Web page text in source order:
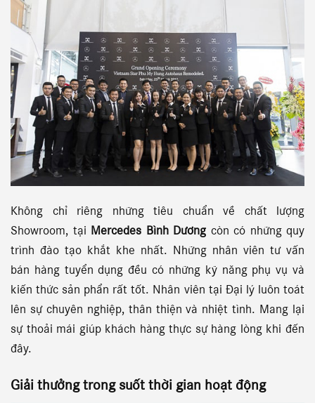
Không chỉ riêng những tiêu chuẩn về chất lượng
Showroom, tại
Mercedes Bình Dương còn có những quy
trình đào tạo khắt khe nhất. Những nhân viên tư vấn
bán hàng tuyển dụng đều có những kỹ năng phụ vụ và
kiến thức sản phẩn rất tốt. Nhân viên tại Đại lý luôn toát
lên sự chuyên nghiệp, thân thiện và nhiệt tình. Mang lại
sự thoải mái giúp khách hàng thực sự hàng lòng khi đến
đây.
Giải thưởng trong suốt thời gian hoạt động